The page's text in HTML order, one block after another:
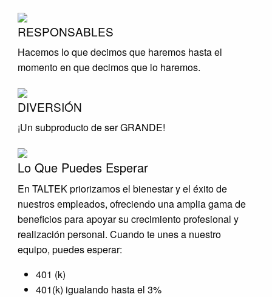
RESPONSABLES
Hacemos lo que decimos que haremos hasta el
momento en que decimos que lo haremos.
DIVERSIÓN
¡Un subproducto de ser GRANDE!
Lo Que Puedes Esperar
En TALTEK priorizamos el bienestar y el éxito de
nuestros empleados, ofreciendo una amplia gama de
beneficios para apoyar su crecimiento profesional y
realización personal. Cuando te unes a nuestro
equipo, puedes esperar:
401 (k)
401(k) igualando hasta el 3%